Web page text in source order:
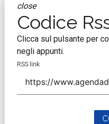
close
Codice
Clicca sul pulsante per
negli appunti.
RSS link